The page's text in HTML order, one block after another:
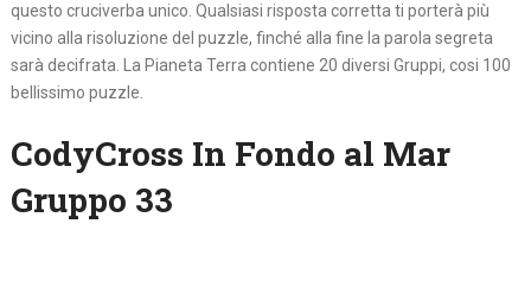
questo cruciverba unico. Qualsiasi risposta corretta ti porterà più
vicino alla risoluzione del puzzle, finché alla fine la parola segreta
sarà decifrata. La Pianeta Terra contiene 20 diversi Gruppi, cosi 100
bellissimo puzzle.
CodyCross In Fondo al Mar
Gruppo 33